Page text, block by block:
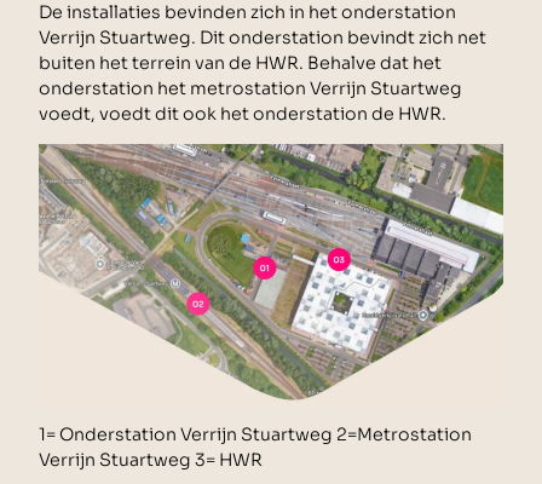
De installaties bevinden zich in het onderstation
Verrijn Stuartweg. Dit onderstation bevindt zich net
buiten het terrein van de HWR. Behalve dat het
onderstation het metrostation Verrijn Stuartweg
voedt, voedt dit ook het onderstation de HWR.
1= Onderstation Verrijn Stuartweg 2=Metrostation
Verrijn Stuartweg 3= HWR